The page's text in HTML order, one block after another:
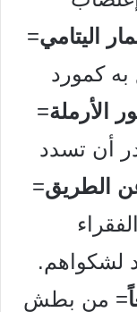
اليتامي=
به كمورد
الأرملة=
أن تسدد
الطريق=
لشكواهم.
= من بطش